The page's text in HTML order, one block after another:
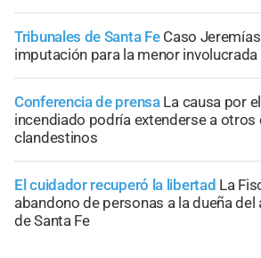
Tribunales de Santa Fe Caso
imputación para la menor involucrada
Conferencia de prensa La causa por
incendiado podría extenderse a
clandestinos
El cuidador recuperó la libertad La
abandono de personas a la dueña
de Santa Fe